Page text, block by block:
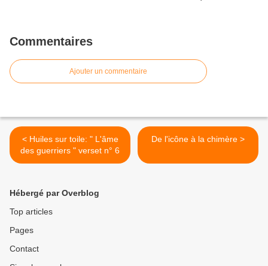
Commentaires
Ajouter un commentaire
< Huiles sur toile: " L'âme
des guerriers " verset n° 6
De l'icône à la chimère >
Hébergé par Overblog
Top articles
Pages
Contact